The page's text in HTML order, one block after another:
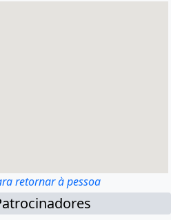
retornar à pessoa